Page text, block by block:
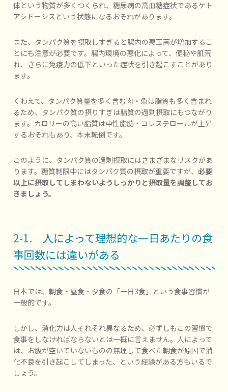
体という物質が多くつくられ、糖尿病の高血糖症状であるケト
アシドーシスという状態になるおそれがあります。
また、タンパク質を摂取しすぎると腸内の悪玉菌が増加するこ
とにも注意が必要です。腸内環境の悪化によって、便秘や肌荒
れ、さらに免疫力の低下といった症状を引き起こすことがあり
ます。
くわえて、タンパク質量を多く含む肉・魚は脂質も多く含まれ
るため、タンパク質の摂りすぎは脂質の過剰摂取にもつながり
ます。カロリーの高い脂質は中性脂肪・コレステロールが上昇
するおそれもあり、本末転倒です。
このように、タンパク質の過剰摂取にはさまざまなリスクがあ
ります。糖質制限中にはタンパク質の摂取が重要ですが、必要
以上に摂取してしまわないようしっかりと摂取量を調整してお
きましょう。
2-1. 人によって理想的な一日あたりの食
事回数には違いがある
日本では、朝食・昼食・夕食の「一日3食」という食事習慣が
一般的です。
しかし、消化力は人それぞれ異なるため、必ずしもこの習慣で
食事をしなければならないとは一概に言えません。人によって
は、お腹が空いていないものの無理して食べた朝食が原因で消
化不良を引き起こしてしまった、という経験がある方もいるで
しょう。